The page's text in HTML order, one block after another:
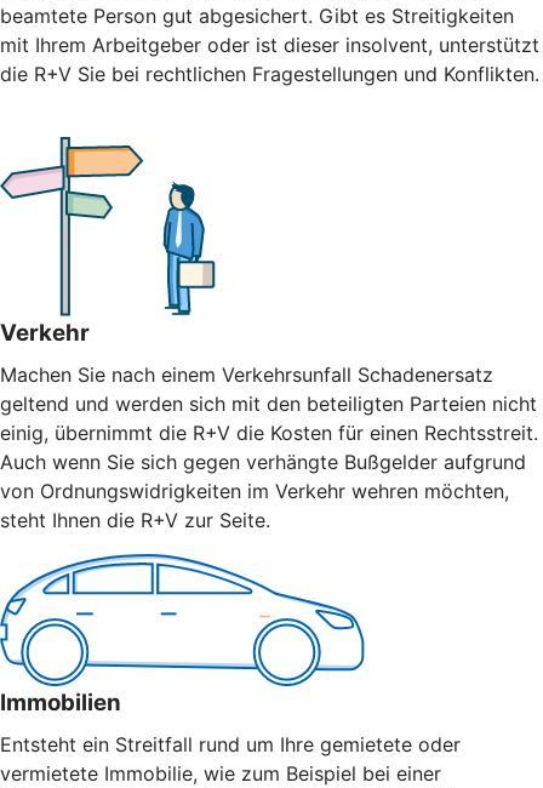
beamtete Person gut abgesichert. Gibt es Streitigkeiten
mit Ihrem Arbeitgeber oder ist dieser insolvent, unterstützt
die R+V Sie bei rechtlichen Fragestellungen und Konflikten.
Verkehr
Machen Sie nach einem Verkehrsunfall Schadenersatz
geltend und werden sich mit den beteiligten Parteien nicht
einig, übernimmt die R+V die Kosten für einen Rechtsstreit.
Auch wenn Sie sich gegen verhängte Bußgelder aufgrund
von Ordnungswidrigkeiten im Verkehr wehren möchten,
steht Ihnen die R+V zur Seite.
Immobilien
Entsteht ein Streitfall rund um Ihre gemietete oder
vermietete Immobilie, wie zum Beispiel bei einer